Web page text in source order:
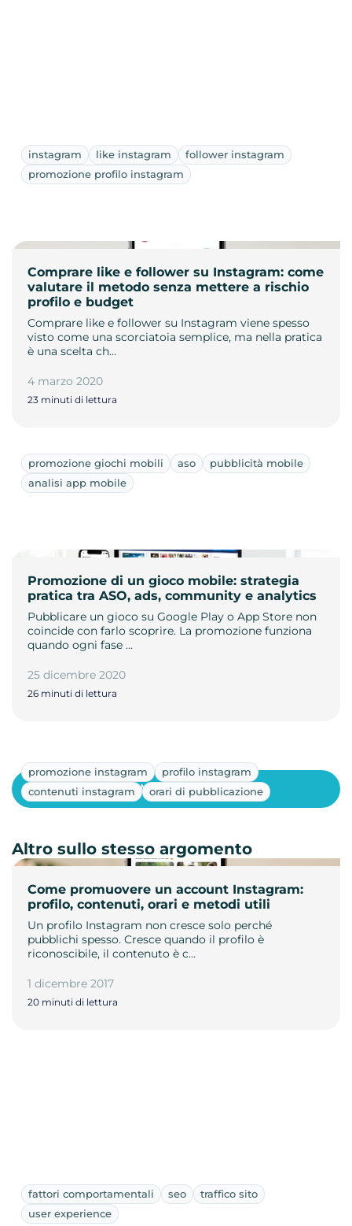
instagram like instagram
follower instagram
promozione profilo instagram
Comprare like e follower su Instagram: come
valutare il metodo senza mettere a rischio
profilo e budget
Comprare like e follower su Instagram viene spesso
visto come una scorciatoia semplice, ma nella pratica
è una scelta ch…
4 marzo 2020
23 minuti di lettura
promozione giochi mobili aso
pubblicità mobile
analisi app mobile
Promozione di un gioco mobile: strategia
pratica tra ASO, ads, community e analytics
Pubblicare un gioco su Google Play o App Store non
coincide con farlo scoprire. La promozione funziona
quando ogni fase …
25 dicembre 2020
26 minuti di lettura
promozione instagram
profilo instagram
contenuti instagram
orari di pubblicazione
Come promuovere un account Instagram:
profilo, contenuti, orari e metodi utili
Un profilo Instagram non cresce solo perché
pubblichi spesso. Cresce quando il profilo è
riconoscibile, il contenuto è c…
1 dicembre 2017
20 minuti di lettura
Mostra altri
Altro sullo stesso argomento
fattori comportamentali seo
traffico sito
user experience